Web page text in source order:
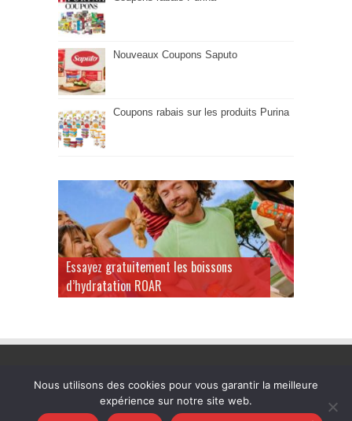
Nouveaux Coupons Saputo
Coupons rabais sur les produits Purina
Essayez gratuitement les boissons
d’hydratation ROAR
Nous utilisons des cookies pour vous garantir la meilleure
expérience sur notre site web.